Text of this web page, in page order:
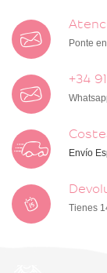
Ponte
+34
Envío
Tienes